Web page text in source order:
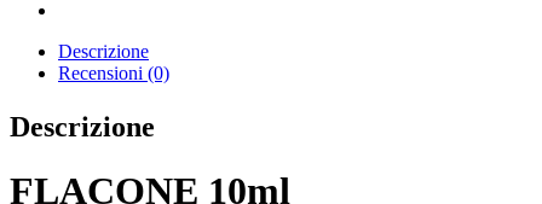
Descrizione
Recensioni (0)
Descrizione
FLACONE 10ml